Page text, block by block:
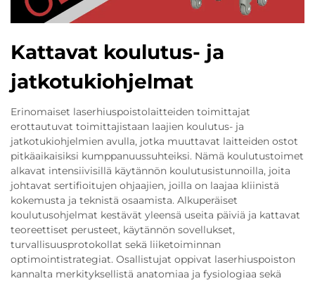
Kattavat koulutus- ja
jatkotukiohjelmat
Erinomaiset laserhiuspoistolaitteiden toimittajat
erottautuvat toimittajistaan laajien koulutus- ja
jatkotukiohjelmien avulla, jotka muuttavat laitteiden ostot
pitkäaikaisiksi kumppanuussuhteiksi. Nämä koulutustoimet
alkavat intensiivisillä käytännön koulutusistunnoilla, joita
johtavat sertifioitujen ohjaajien, joilla on laajaa kliinistä
kokemusta ja teknistä osaamista. Alkuperäiset
koulutusohjelmat kestävät yleensä useita päiviä ja kattavat
teoreettiset perusteet, käytännön sovellukset,
turvallisuusprotokollat sekä liiketoiminnan
optimointistrategiat. Osallistujat oppivat laserhiuspoiston
kannalta merkityksellistä anatomiaa ja fysiologiaa sekä